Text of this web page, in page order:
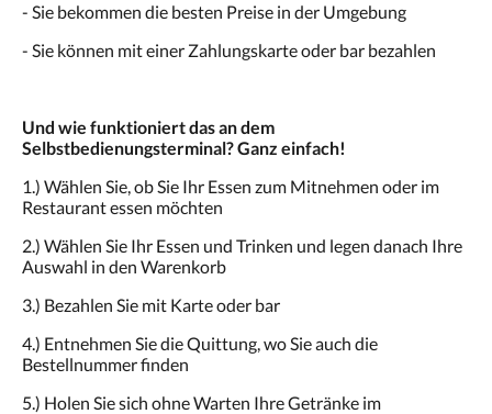
- Sie bekommen die besten Preise in der Umgebung
- Sie können mit einer Zahlungskarte oder bar bezahlen
Und wie funktioniert das an dem
Selbstbedienungsterminal? Ganz einfach!
1.) Wählen Sie, ob Sie Ihr Essen zum Mitnehmen oder im
Restaurant essen möchten
2.) Wählen Sie Ihr Essen und Trinken und legen danach Ihre
Auswahl in den Warenkorb
3.) Bezahlen Sie mit Karte oder bar
4.) Entnehmen Sie die Quittung, wo Sie auch die
Bestellnummer finden
5.) Holen Sie sich ohne Warten Ihre Getränke im